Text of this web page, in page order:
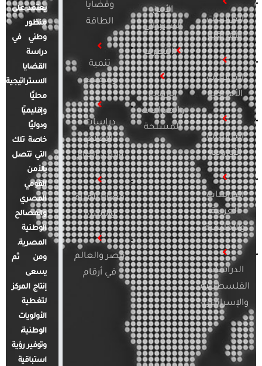
الدراسات
الأفريقية
الدراسات
الأمريكية
الدراسات
الأوروبية
الدراسات
العربية
والإقليمية
الدراسات
الفلسطينية
والإسرائيلية
الأمن
السيبراني
التطرف
الإرهاب
والصراعات
المسلحة
وقضايا
الطاقة
تنمية
ومجتمع
دراسات
الإعلام
والرأي العام
قضايا المرأة
والأسرة
مصر والعالم
في أرقام
يعتمد على
منظور
وطني في
دراسة
القضايا
الاستراتيجية
محليًا
وإقليميًا
ودوليًا
خاصة تلك
التي تتصل
بالأمن
القومي
المصري
والمصالح
الوطنية
المصرية.
ومن ثم
يسعى
إنتاج المركز
لتغطية
الأولويات
الوطنية،
وتوفير رؤية
استباقية